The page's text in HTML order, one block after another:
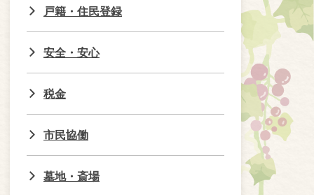
戸籍・住民登録
安全・安心
税金
市民協働
墓地・斎場